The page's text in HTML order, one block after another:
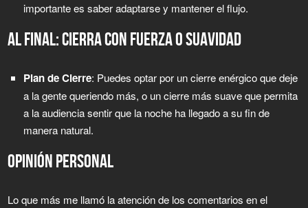
importante es saber adaptarse y mantener el flujo.
AL FINAL: CIERRA CON FUERZA O SUAVIDAD
Plan de Cierre: Puedes optar por un cierre enérgico que deje
a la gente queriendo más, o un cierre más suave que permita
a la audiencia sentir que la noche ha llegado a su fin de
manera natural.
OPINIÓN PERSONAL
Lo que más me llamó la atención de los comentarios en el